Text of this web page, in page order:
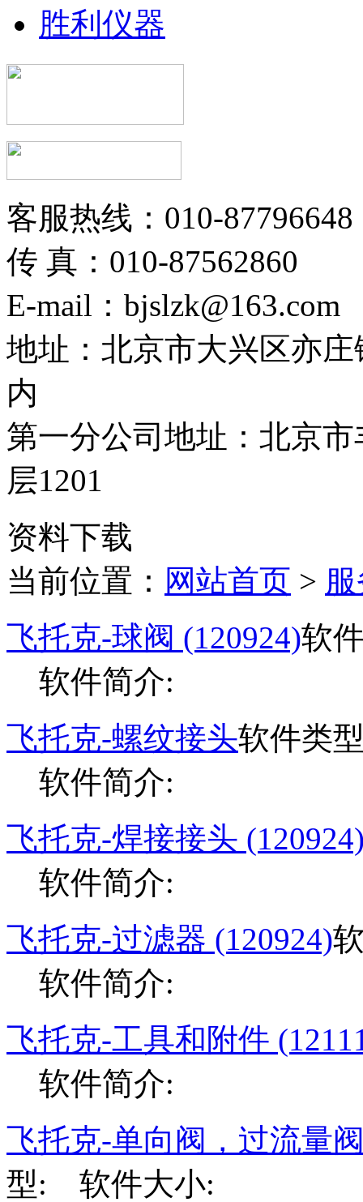
胜利仪器
客服热线：010-87796648
传 真：010-87562860
E-mail：bjslzk@163.com
地址：北京市大兴区亦
内
第一分公司地址：北京
层1201
资料下载
当前位置： 网站首页 >
飞托克-球阀 (120924)软
软件简介:
飞托克-螺纹接头软件类
软件简介:
飞托克-焊接接头
软件简介:
飞托克-过滤器 (120924)
软件简介:
飞托克-工具和附件
软件简介:
飞托克-单向阀，过流量
型: 软件大小: